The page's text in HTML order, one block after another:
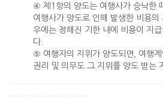
④ 제1항의 양도는 여행사가 승낙한
여행사가 양도로 인해 발생한 비용의
우에는 정해진 기한 내에 비용이 지
다.
⑤ 여행자의 지위가 양도되면, 여행
권리 및 의무도 그 지위를 양도 받는